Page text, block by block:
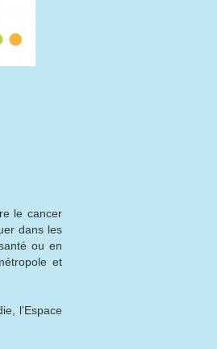
le cancer
dans les
ou en
et
l’Espace